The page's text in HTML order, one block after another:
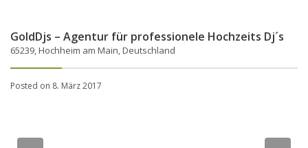
GoldDjs – Agentur für professionele Hochzeits Dj´s
65239, Hochheim am Main, Deutschland
Posted on 8. März 2017